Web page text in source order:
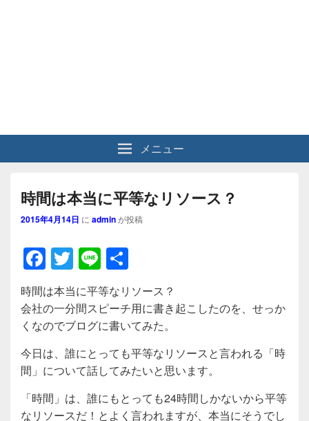
メニュー
時間は本当に平等なリソース？
2015年4月14日 に adminが投稿
F
a
c
e
b
o
o
k
T
wi
tt
er
Li
n
e
有
時間は本当に平等なリソース？
会社の一分間スピーチ用に書き起こしたのを、せっか
くなのでブログに書いてみた。
今日は、誰にとっても平等なリソースと言われる「時
間」について話してみたいと思います。
「時間」は、誰にもとっても24時間しかないから平等
なリソースだ！とよく言われますが、本当にそうでし